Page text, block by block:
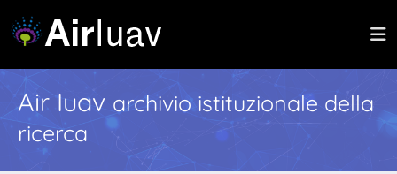
Air Iuav archivio istituzionale della
ricerca